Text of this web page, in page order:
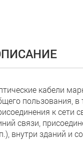
кабели
пользования, в
к сети
связи,
внутри зданий и